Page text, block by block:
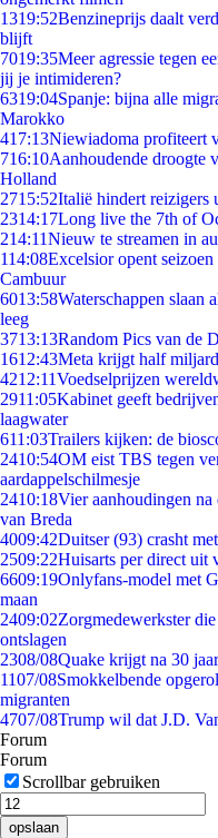
1319:52Benzineprijs daalt
blijft
7019:35Meer agressie tegen
jij je intimideren?
6319:04Spanje: bijna alle
Marokko
417:13Niewiadoma profiteert
716:10Aanhoudende droogte
Holland
2715:52Italië hindert reizigers
2314:17Long live the 7th of
214:11Nieuw te streamen in
114:08Excelsior opent
Cambuur
6013:58Waterschappen slaan
leeg
3713:13Random Pics van de
1612:43Meta krijgt half
4212:11Voedselprijzen
2911:05Kabinet geeft
laagwater
611:03Trailers kijken: de
2410:54OM eist TBS tegen
aardappelschilmesje
2410:18Vier aanhoudingen na
van Breda
4009:42Duitser (93) crasht
2509:22Huisarts per direct uit
6609:19Onlyfans-model met
maan
2409:02Zorgmedewerkster
ontslagen
2308/08Quake krijgt na 30
1107/08Smokkelbende
migranten
4707/08Trump wil dat J.D.
Forum
Forum
Scrollbar gebruiken
opslaan